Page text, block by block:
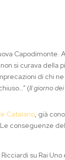
Capodimonte.
si curava della
di chi
(Il giorno
Catalano, già
conseguenze
su Rai